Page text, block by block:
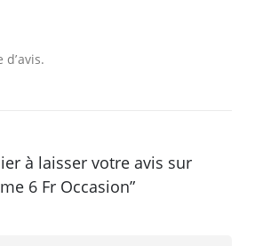
d’avis.
à laisser votre avis sur
6 Fr Occasion”